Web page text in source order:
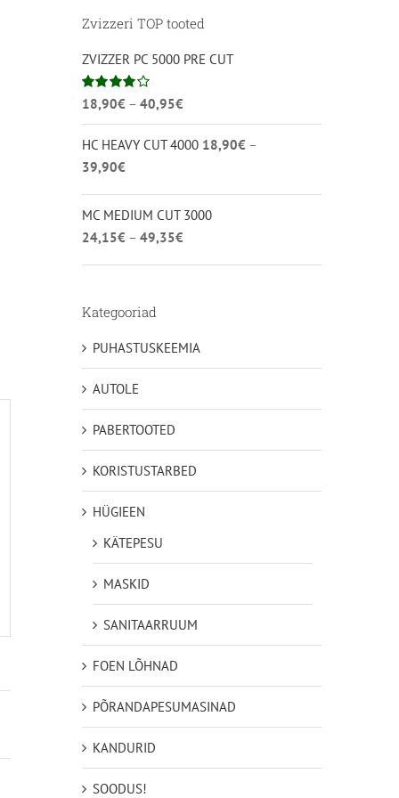
Zvizzeri TOP tooted
ZVIZZER PC 5000 PRE CUT
Hinnanguga
4.00
18,90€ – 40,95€Hinnavahemik:
18,90€
kuni
HC HEAVY CUT 4000 18,90€ –
39,90€Hinnavahemik:
kuni
39,90€
MC MEDIUM CUT 3000
24,15€ – 49,35€Hinnavahemik:
Kategooriad
PUHASTUSKEEMIA
AUTOLE
PABERTOOTED
KORISTUSTARBED
HÜGIEEN
KÄTEPESU
MASKID
SANITAARRUUM
FOEN LÕHNAD
PÕRANDAPESUMASINAD
KANDURID
SOODUS!